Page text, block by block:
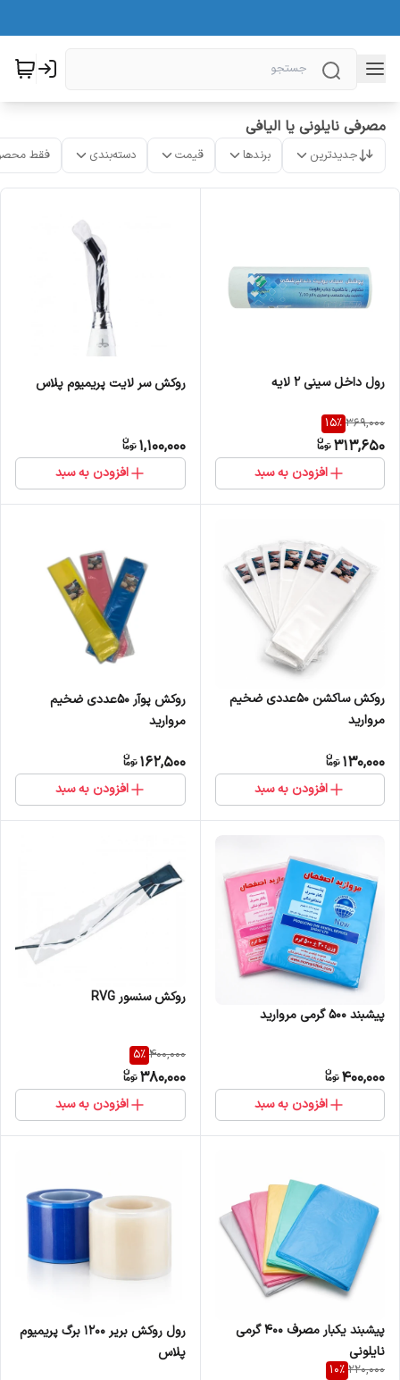
مصرفی نایلونی یا الیافی
جدیدترین برندها قیمت دسته‌بندی فقط
رول داخل سینی 2 لایه
369,000
15%
313,650
افزودن به سبد
روکش سر لایت پریمیوم پلاس
1,100,000
افزودن به سبد
روکش ساکشن 50عددی ضخیم
مروارید
130,000
افزودن به سبد
روکش پوآر 50عددی ضخیم
مروارید
162,500
افزودن به سبد
پیشبند 500 گرمی مروارید
400,000
افزودن به سبد
روکش سنسور RVG
400,000
5%
380,000
افزودن به سبد
پیشبند یکبار مصرف 400 گرمی
نایلونی
220,000
10%
رول روکش بریر 1200 برگ پریمیوم
پلاس